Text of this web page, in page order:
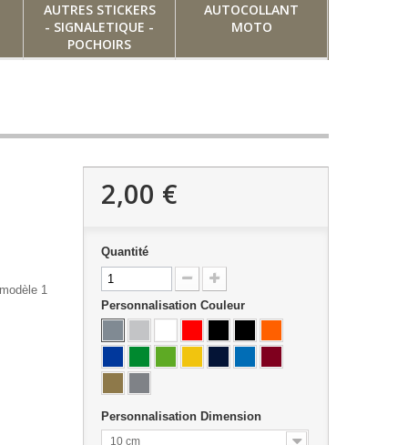
AUTRES STICKERS
- SIGNALETIQUE -
POCHOIRS
AUTOCOLLANT
MOTO
1
2,00 €
Quantité
Personnalisation Couleur
Personnalisation Dimension
10 cm